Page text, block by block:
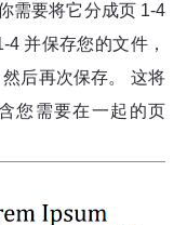
需要将它分成页 1-4
并保存您的文件，
后再次保存。 这将
您需要在一起的页